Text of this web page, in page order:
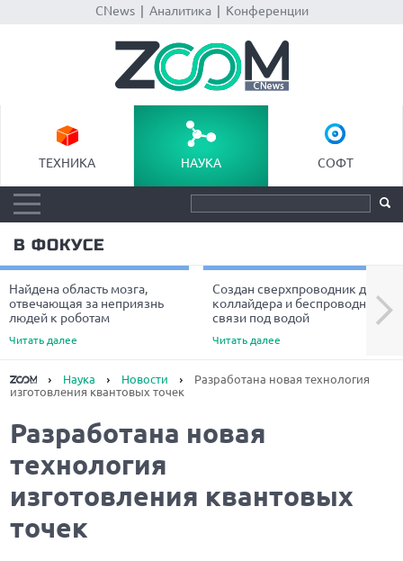
CNews| Аналитика| Конференции
ТЕХНИКА НАУКА СОФТ
В ФОКУСЕ
Найдена область мозга,
отвечающая за неприязнь
людей к роботам
Читать далее
Создан сверхпроводник для
коллайдера и беспроводной
связи под водой
Читать далее
Next
Наука Новости
Разработана новая технология
изготовления квантовых точек
Разработана новая
технология
изготовления квантовых
точек